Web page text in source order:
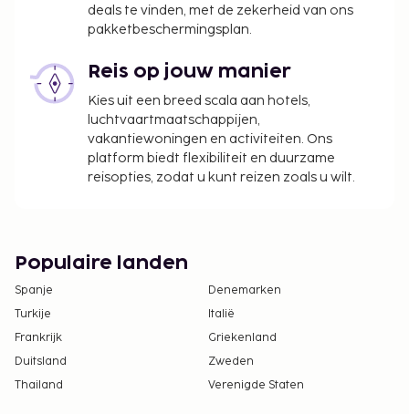
deals te vinden, met de zekerheid van ons
pakketbeschermingsplan.
Reis op jouw manier
Kies uit een breed scala aan hotels,
luchtvaartmaatschappijen,
vakantiewoningen en activiteiten. Ons
platform biedt flexibiliteit en duurzame
reisopties, zodat u kunt reizen zoals u wilt.
Populaire landen
Spanje
Denemarken
Turkije
Italië
Frankrijk
Griekenland
Duitsland
Zweden
Thailand
Verenigde Staten